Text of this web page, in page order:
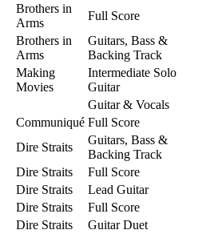
Brothers in
Arms
Full Score
Brothers in
Arms
Guitars, Bass &
Backing Track
Making
Movies
Intermediate Solo
Guitar
Guitar & Vocals
Communiqué Full Score
Dire Straits
Guitars, Bass &
Backing Track
Dire Straits
Full Score
Dire Straits
Lead Guitar
Dire Straits
Full Score
Dire Straits
Guitar Duet